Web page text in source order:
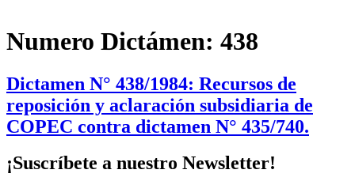
Numero Dictámen: 438
Dictamen N° 438/1984: Recursos de
reposición y aclaración subsidiaria de
COPEC contra dictamen N° 435/740.
¡Suscríbete a nuestro Newsletter!